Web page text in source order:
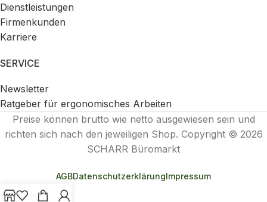
Dienstleistungen
Firmenkunden
Karriere
SERVICE
Newsletter
Ratgeber für ergonomisches Arbeiten
Preise können brutto wie netto ausgewiesen sein und
richten sich nach den jeweiligen Shop. Copyright © 2026
SCHARR Büromarkt
AGBDatenschutzerklärungImpressum